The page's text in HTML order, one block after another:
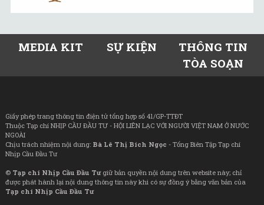
MEDIA KIT SỰ KIỆN
THÔNG TIN
TÒA SOẠN
Giấy phép trang thông tin điện tử tổng hợp số 41/GP-TTĐT
Thuộc Tạp chí NHỊP CẦU ĐẦU TƯ - HỘI LIÊN LẠC VỚI NGƯỜI VIỆT NAM Ở NƯỚC
NGOÀI
Chịu trách nhiệm nội dung: Bà Lê Thị Bích Ngọc - Tổng Biên Tập Tạp chí
Nhịp Cầu Đầu Tư
© Tạp chí Nhịp Cầu Đầu Tưgiữ bản quyền nội dung trên website này; chỉ
được phát hành lại nội dung thông tin này khi có sự đồng ý bằng văn bản của
Tạp chí Nhịp Cầu Đầu Tư